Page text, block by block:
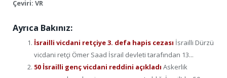
Çeviri: VR
Ayrıca Bakınız:
İsrailli vicdani retçiye 3. defa hapis cezası İsrailli Dürzü
vicdani retçi Ömer Saad İsrail devleti tarafından 13...
50 İsrailli genç vicdani reddini açıkladı Askerlik